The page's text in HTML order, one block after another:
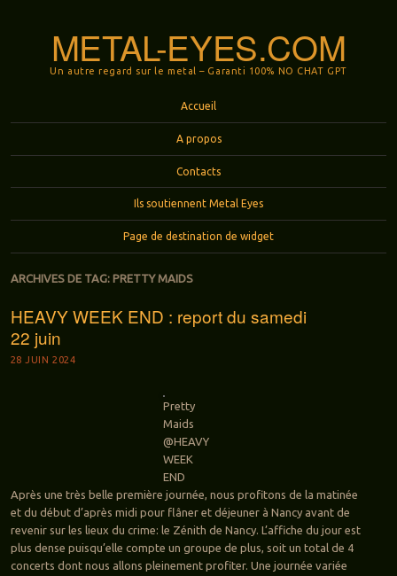
METAL-EYES.COM
Un autre regard sur le metal – Garanti 100% NO CHAT GPT
Accueil
A propos
Contacts
Ils soutiennent Metal Eyes
Page de destination de widget
ARCHIVES DE TAG: PRETTY MAIDS
HEAVY WEEK END : report du samedi
22 juin
28 JUIN 2024
Pretty
Maids
@HEAVY
WEEK
END
Après une très belle première journée, nous profitons de la matinée
et du début d’après midi pour flâner et déjeuner à Nancy avant de
revenir sur les lieux du crime: le Zénith de Nancy. L’affiche du jour est
plus dense puisqu’elle compte un groupe de plus, soit un total de 4
concerts dont nous allons pleinement profiter. Une journée variée